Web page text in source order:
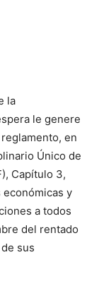
la
le genere
en
Único de
Capítulo 3,
y
a todos
del rentado
sus